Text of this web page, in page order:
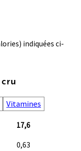
indiquées ci-
Vitamines
17,6
0,63